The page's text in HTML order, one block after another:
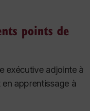
points de
exécutive adjointe à
en apprentissage à